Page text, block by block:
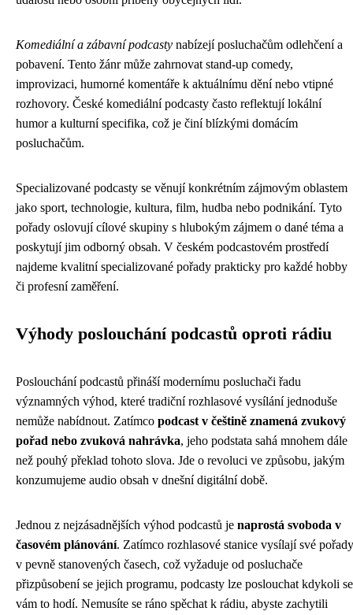
Komediální a zábavní podcasty nabízejí posluchačům odlehčení a
pobavení. Tento žánr může zahrnovat stand-up comedy,
improvizaci, humorné komentáře k aktuálnímu dění nebo vtipné
rozhovory. České komediální podcasty často reflektují lokální
humor a kulturní specifika, což je činí blízkými domácím
posluchačům.
Specializované podcasty se věnují konkrétním zájmovým oblastem
jako sport, technologie, kultura, film, hudba nebo podnikání. Tyto
pořady oslovují cílové skupiny s hlubokým zájmem o dané téma a
poskytují jim odborný obsah. V českém podcastovém prostředí
najdeme kvalitní specializované pořady prakticky pro každé hobby
či profesní zaměření.
Výhody poslouchání podcastů oproti rádiu
Poslouchání podcastů přináší modernímu posluchači řadu
významných výhod, které tradiční rozhlasové vysílání jednoduše
nemůže nabídnout. Zatímco podcast v češtině znamená zvukový
pořad nebo zvuková nahrávka, jeho podstata sahá mnohem dále
než pouhý překlad tohoto slova. Jde o revoluci ve způsobu, jakým
konzumujeme audio obsah v dnešní digitální době.
Jednou z nejzásadnějších výhod podcastů je naprostá svoboda v
časovém plánování. Zatímco rozhlasové stanice vysílají své pořady
v pevně stanovených časech, což vyžaduje od posluchače
přizpůsobení se jejich programu, podcasty lze poslouchat kdykoli se
vám to hodí. Nemusíte se ráno spěchat k rádiu, abyste zachytili